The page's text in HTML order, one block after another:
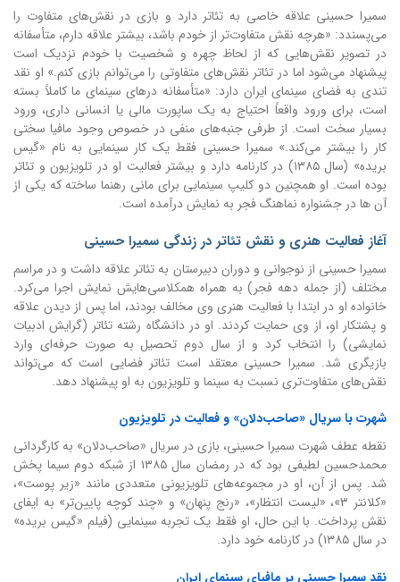
سمیرا حسینی علاقه خاصی به تئاتر دارد و بازی در نقش‌های متفاوت را
می‌پسندد: «هرچه نقش متفاوت‌تر از خودم باشد، بیشتر علاقه دارم، متأسفانه
در تصویر نقش‌هایی که از لحاظ چهره و شخصیت با خودم نزدیک است
پیشنهاد می‌شود اما در تئاتر نقش‌های متفاوتی را می‌توانم بازی کنم.» او نقد
تندی به فضای سینمای ایران دارد: «متأسفانه درهای سینمای ما کاملاً بسته
است، برای ورود واقعاً احتیاج به یک ساپورت مالی یا انسانی داری، ورود
بسیار سخت است. از طرفی جنبه‌های منفی در خصوص وجود مافیا سختی
کار را بیشتر می‌کند.» سمیرا حسینی فقط یک کار سینمایی به نام «گیس
بریده» (سال ۱۳۸۵) در کارنامه دارد و بیشتر فعالیت او در تلویزیون و تئاتر
بوده است. او همچنین دو کلیپ سینمایی برای مانی رهنما ساخته که یکی از
آن ها در جشنواره نماهنگ فجر به نمایش درآمده است.
آغاز فعالیت هنری و نقش تئاتر در زندگی سمیرا حسینی
سمیرا حسینی از نوجوانی و دوران دبیرستان به تئاتر علاقه داشت و در مراسم
مختلف (از جمله دهه فجر) به همراه همکلاسی‌هایش نمایش اجرا می‌کرد.
خانواده او در ابتدا با فعالیت هنری وی مخالف بودند، اما پس از دیدن علاقه
و پشتکار او، از وی حمایت کردند. او در دانشگاه رشته تئاتر (گرایش ادبیات
نمایشی) را انتخاب کرد و از سال دوم تحصیل به صورت حرفه‌ای وارد
بازیگری شد. سمیرا حسینی معتقد است تئاتر فضایی است که می‌تواند
نقش‌های متفاوت‌تری نسبت به سینما و تلویزیون به او پیشنهاد دهد.
شهرت با سریال «صاحب‌دلان» و فعالیت در تلویزیون
نقطه عطف شهرت سمیرا حسینی، بازی در سریال «صاحب‌دلان» به کارگردانی
محمدحسین لطیفی بود که در رمضان سال ۱۳۸۵ از شبکه دوم سیما پخش
شد. پس از آن، او در مجموعه‌های تلویزیونی متعددی مانند «زیر پوست»،
«کلانتر ۳»، «لیست انتظار»، «رنج پنهان» و «چند کوچه پایین‌تر» به ایفای
نقش پرداخت. با این حال، او فقط یک تجربه سینمایی (فیلم «گیس بریده»
در سال ۱۳۸۵) در کارنامه خود دارد.
نقد سمیرا حسینی بر مافیای سینمای ایران